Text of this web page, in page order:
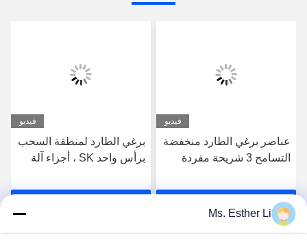
فيديو
عناصر برغي الطارد منخفضة
التسامح 3 شريحة مفردة
احصل على افضل سعر
فيديو
برغي الطارد لمنطقة السحب
برأس واحد SK ، أجزاء آلة
المسمار OD لسلسلة الطارد
Ms. Esther Li